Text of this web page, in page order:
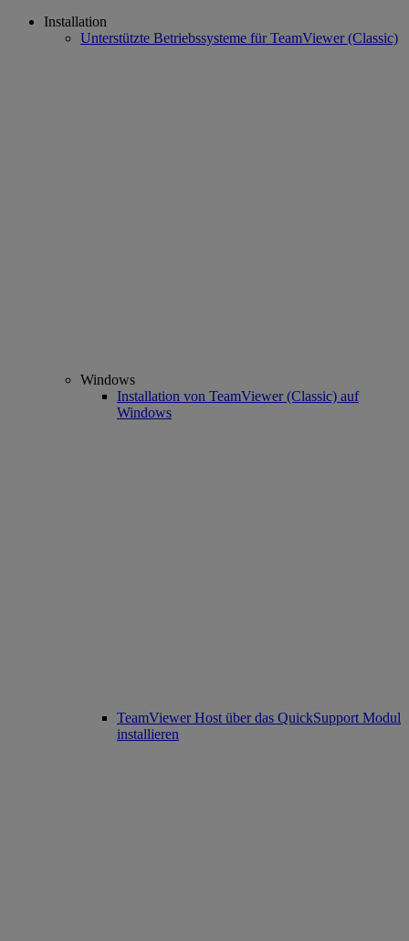
Installation
Unterstützte Betriebssysteme für TeamViewer (Classic)
Windows
Installation von TeamViewer (Classic) auf
Windows
TeamViewer Host über das QuickSupport Modul
installieren